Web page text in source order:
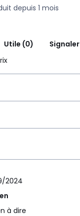
depuis 1 mois
Utile (0)
Signaler
2024
à dire